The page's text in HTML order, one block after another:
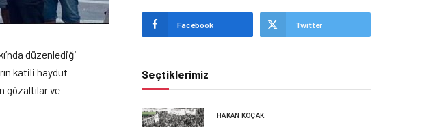
düzenlediği
katili haydut
gözaltılar ve
Facebook Twitter
Seçtiklerimiz
HAKAN KOÇAK